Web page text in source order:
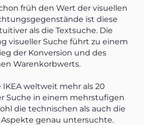
früh den Wert der visuellen
ist diese
als die Textsuche. Die
visueller Suche führt zu einem
der Konversion und des
Warenkorbwerts.
IKEA weltweit mehr als 20
Suche in einem mehrstufigen
die technischen als auch die
genau untersuchte.